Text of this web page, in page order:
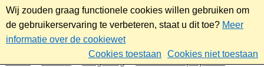
Wij zouden graag functionele cookies willen gebruiken om
de gebruikerservaring te verbeteren, staat u dit toe? Meer
informatie over de cookiewet
Cookies toestaan
Cookies niet toestaan
Omgeving
Plannen en projecten